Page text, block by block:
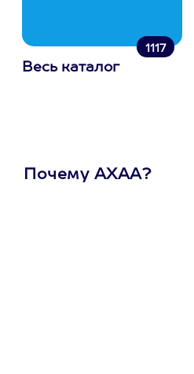
1117
Весь каталог
Почему АХАА?